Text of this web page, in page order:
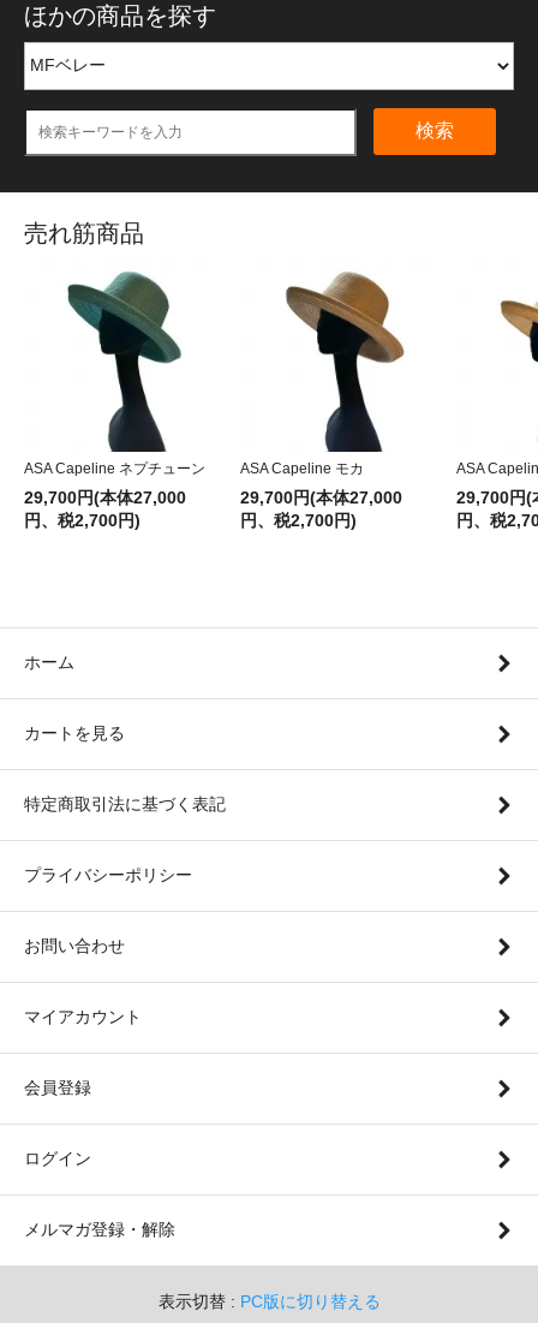
ほかの商品を探す
検索
売れ筋商品
ASA Capeline ネプチューン
29,700円(本体27,000
円、税2,700円)
ASA Capeline モカ
29,700円(本体27,000
円、税2,700円)
ASA
29,700円(
円、税
ホーム
カートを見る
特定商取引法に基づく表記
プライバシーポリシー
お問い合わせ
マイアカウント
会員登録
ログイン
メルマガ登録・解除
表示切替 : PC版に切り替える